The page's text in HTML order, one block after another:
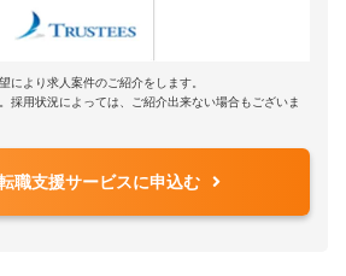
により求人案件のご紹介をします。
採用状況によっては、ご紹介出来ない場合もございま
職支援サービスに申込む